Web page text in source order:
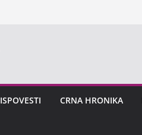
ISPOVESTI CRNA HRONIKA